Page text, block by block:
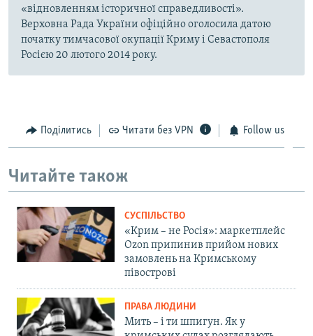
«відновленням історичної справедливості».
Верховна Рада України офіційно оголосила датою
початку тимчасової окупації Криму і Севастополя
Росією 20 лютого 2014 року.
Поділитись Читати без VPN Follow us
Читайте також
СУСПІЛЬСТВО
«Крим – не Росія»: маркетплейс
Ozon припинив прийом нових
замовлень на Кримському
півострові
ПРАВА ЛЮДИНИ
Мить – і ти шпигун. Як у